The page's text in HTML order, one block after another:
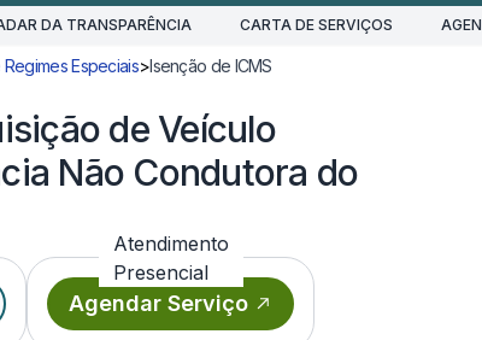
DA TRANSPARÊNCIA CARTA DE SERVIÇOS
Especiais>Isenção de ICMSPedir Isenção de ICMS:
de Veículo
Não Condutora do
Atendimento
Presencial
Agendar Serviço